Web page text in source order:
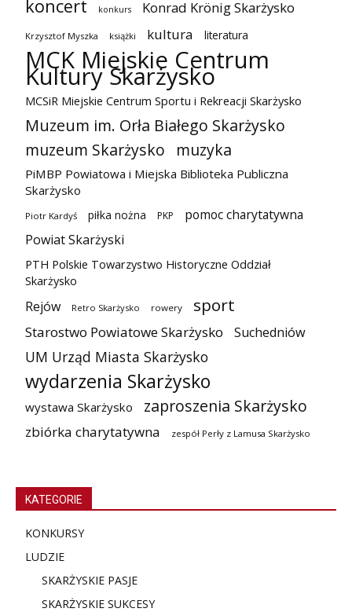
koncert konkurs Konrad Krönig Skarżysko
Krzysztof Myszka książki kultura literatura
MCK Miejskie Centrum
Kultury Skarżysko
MCSiR Miejskie Centrum Sportu i Rekreacji Skarżysko
Muzeum im. Orła Białego Skarżysko
muzeum Skarżysko
muzyka
PiMBP Powiatowa i Miejska Biblioteka Publiczna
Skarżysko
Piotr Kardyś piłka nożna PKP
pomoc charytatywna
Powiat Skarżyski
PTH Polskie Towarzystwo Historyczne Oddział
Skarżysko
Rejów Retro Skarżysko rowery sport
Starostwo Powiatowe Skarżysko Suchedniów
UM Urząd Miasta Skarżysko
wydarzenia Skarżysko
wystawa Skarżysko zaproszenia Skarżysko
zbiórka charytatywna zespół Perły z Lamusa Skarżysko
KATEGORIE
KONKURSY
LUDZIE
SKARŻYSKIE PASJE
SKARŻYSKIE SUKCESY